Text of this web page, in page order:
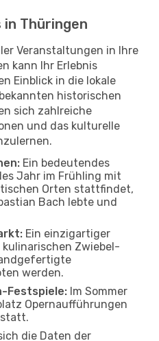
in Thüringen
Veranstaltungen in Ihre
kann Ihr Erlebnis
Einblick in die lokale
historischen
sich zahlreiche
und das kulturelle
Ein bedeutendes
Jahr im Frühling mit
Orten stattfindet,
Bach lebte und
Ein einzigartiger
kulinarischen Zwiebel-
werden.
Festspiele: Im Sommer
Opernaufführungen
die Daten der